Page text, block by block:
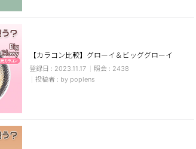
【カラコン比較】グローイ＆ビッググローイ
2023.11.17
2438
by poplens